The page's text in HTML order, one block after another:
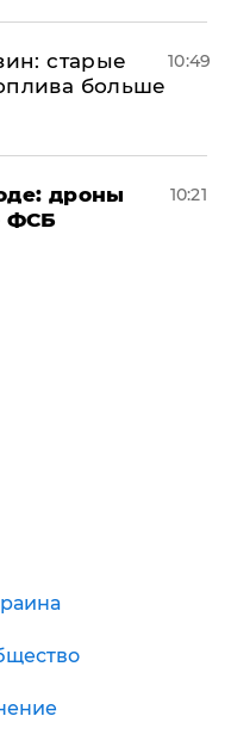
старые
больше
10:49
дроны
ФСБ
10:21